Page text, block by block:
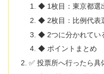
◆ 1枚目：東京都選
◆ 2枚目：比例代表
◆ 2つに分かれてい
◆ ポイントまとめ
✅ 投票所へ行ったら具